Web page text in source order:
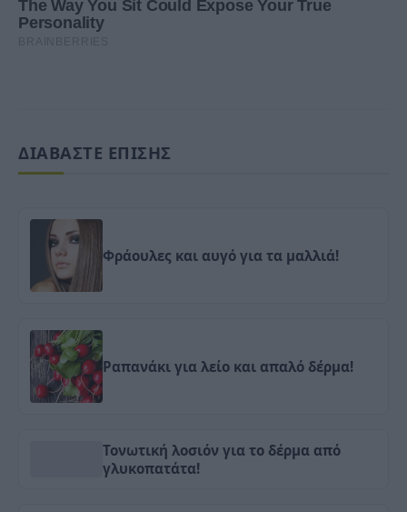
ΔΙΑΒΑΣΤΕ ΕΠΙΣΗΣ
Φράουλες και αυγό για τα μαλλιά!
Ραπανάκι για λείο και απαλό δέρμα!
Τονωτική λοσιόν για το δέρμα από
γλυκοπατάτα!